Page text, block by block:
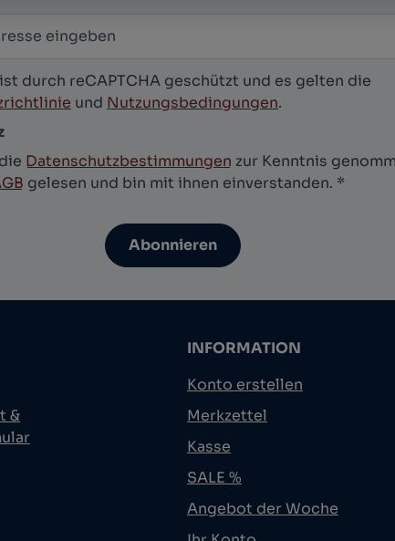
abonnieren
durch reCAPTCHA geschützt und es gelten die
und Nutzungsbedingungen.
Datenschutzbestimmungen zur Kenntnis
gelesen und bin mit ihnen einverstanden. *
Abonnieren
&
INFORMATION
Konto erstellen
Merkzettel
Kasse
SALE %
Angebot der Woche